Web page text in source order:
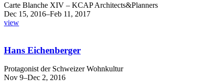
Carte Blanche XIV – KCAP Architects&Planners
Dec 15, 2016–Feb 11, 2017
view
Hans Eichenberger
Protagonist der Schweizer Wohnkultur
Nov 9–Dec 2, 2016